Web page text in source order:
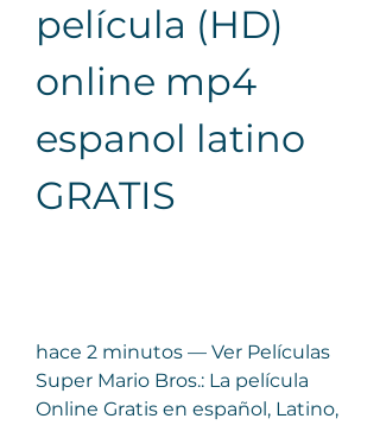
película (HD)
online mp4
espanol latino
GRATIS
hace 2 minutos — Ver Películas
Super Mario Bros.: La película
Online Gratis en español, Latino,